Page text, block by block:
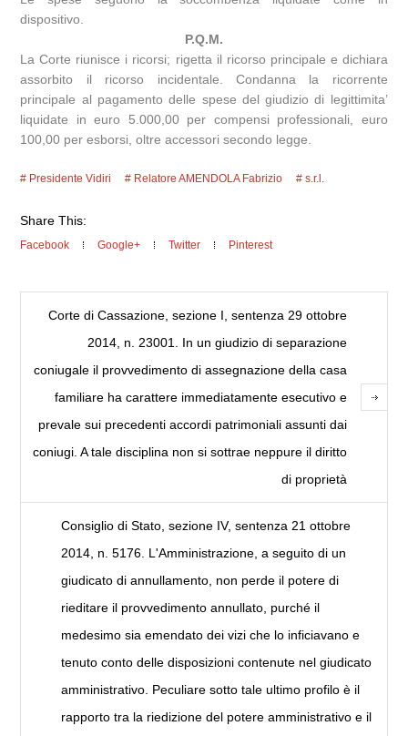
dispositivo.
P.Q.M.
La Corte riunisce i ricorsi; rigetta il ricorso principale e dichiara
assorbito il ricorso incidentale. Condanna la ricorrente
principale al pagamento delle spese del giudizio di legittimita’
liquidate in euro 5.000,00 per compensi professionali, euro
100,00 per esborsi, oltre accessori secondo legge.
Presidente Vidiri Relatore AMENDOLA Fabrizio s.r.l.
Share This:
Facebook Google+ Twitter Pinterest
Corte di Cassazione, sezione I, sentenza 29 ottobre
2014, n. 23001. In un giudizio di separazione
coniugale il provvedimento di assegnazione della casa
familiare ha carattere immediatamente esecutivo e
prevale sui precedenti accordi patrimoniali assunti dai
coniugi. A tale disciplina non si sottrae neppure il diritto
di proprietà
Consiglio di Stato, sezione IV, sentenza 21 ottobre
2014, n. 5176. L'Amministrazione, a seguito di un
giudicato di annullamento, non perde il potere di
rieditare il provvedimento annullato, purché il
medesimo sia emendato dei vizi che lo inficiavano e
tenuto conto delle disposizioni contenute nel giudicato
amministrativo. Peculiare sotto tale ultimo profilo è il
rapporto tra la riedizione del potere amministrativo e il